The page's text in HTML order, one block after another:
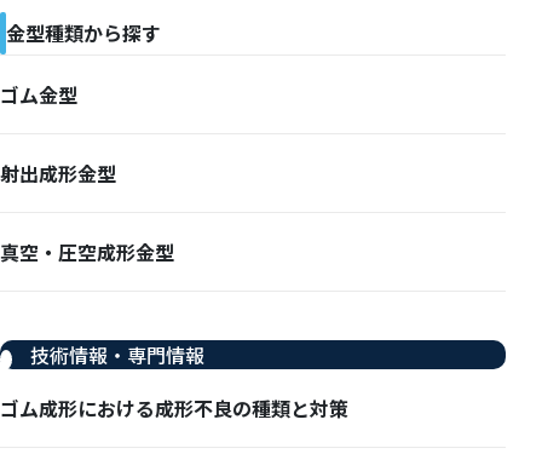
金型種類から探す
ゴム金型
射出成形金型
真空・圧空成形金型
技術情報・専門情報
ゴム成形における成形不良の種類と対策